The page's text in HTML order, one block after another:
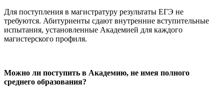
Для поступления в магистратуру результаты ЕГЭ не
требуются. Абитуриенты сдают внутренние вступительные
испытания, установленные Академией для каждого
магистерского профиля.
Можно ли поступить в Академию, не имея полного
среднего образования?